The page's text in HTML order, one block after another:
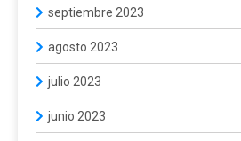
septiembre 2023
agosto 2023
julio 2023
junio 2023